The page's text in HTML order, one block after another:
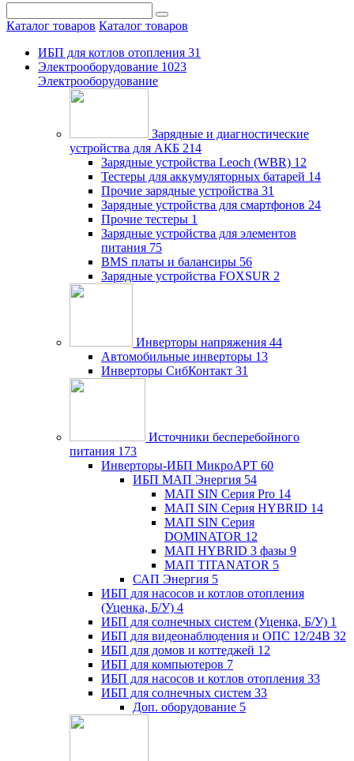
Каталог товаров Каталог товаров
ИБП для котлов отопления 31
Электрооборудование 1023
Электрооборудование
Зарядные и диагностические
устройства для АКБ 214
Зарядные устройства Leoch (WBR) 12
Тестеры для аккумуляторных батарей 14
Прочие зарядные устройства 31
Зарядные устройства для смартфонов 24
Прочие тестеры 1
Зарядные устройства для элементов
питания 75
BMS платы и балансиры 56
Зарядные устройства FOXSUR 2
Инверторы напряжения 44
Автомобильные инверторы 13
Инверторы СибКонтакт 31
Источники бесперебойного
питания 173
Инверторы-ИБП МикроАРТ 60
ИБП МАП Энергия 54
МАП SIN Серия Pro 14
МАП SIN Серия HYBRID 14
МАП SIN Серия
DOMINATOR 12
МАП HYBRID 3 фазы 9
МАП TITANATOR 5
САП Энергия 5
ИБП для насосов и котлов отопления
(Уценка, Б/У) 4
ИБП для солнечных систем (Уценка, Б/У) 1
ИБП для видеонаблюдения и ОПС 12/24В 32
ИБП для домов и коттеджей 12
ИБП для компьютеров 7
ИБП для насосов и котлов отопления 33
ИБП для солнечных систем 33
Доп. оборудование 5